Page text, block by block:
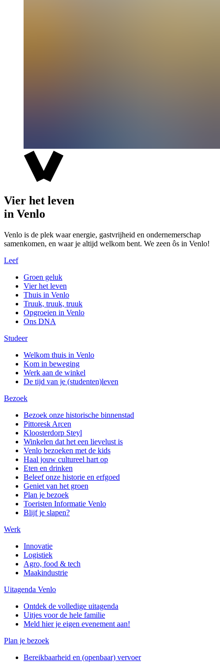
Vier het leven
in Venlo
Venlo is de plek waar energie, gastvrijheid en ondernemerschap
samenkomen, en waar je altijd welkom bent. We zeen ôs in Venlo!
Leef
Groen geluk
Vier het leven
Thuis in Venlo
Truuk, truuk, truuk
Opgroeien in Venlo
Ons DNA
Studeer
Welkom thuis in Venlo
Kom in beweging
Werk aan de winkel
De tijd van je (studenten)leven
Bezoek
Bezoek onze historische binnenstad
Pittoresk Arcen
Kloosterdorp Steyl
Winkelen dat het een lievelust is
Venlo bezoeken met de kids
Haal jouw cultureel hart op
Eten en drinken
Beleef onze historie en erfgoed
Geniet van het groen
Plan je bezoek
Toeristen Informatie Venlo
Blijf je slapen?
Werk
Innovatie
Logistiek
Agro, food & tech
Maakindustrie
Uitagenda Venlo
Ontdek de volledige uitagenda
Uitjes voor de hele familie
Meld hier je eigen evenement aan!
Plan je bezoek
Bereikbaarheid en (openbaar) vervoer